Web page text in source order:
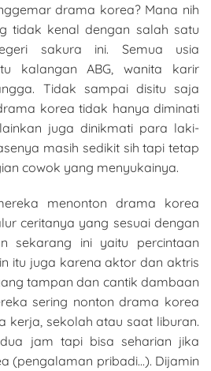
drama korea? Mana nih
tidak kenal dengan salah satu
sakura ini. Semua usia
kalangan ABG, wanita karir
Tidak sampai disitu saja
korea tidak hanya diminati
juga dinikmati para laki-
masih sedikit sih tapi tetap
cowok yang menyukainya.
menonton drama korea
ceritanya yang sesuai dengan
sekarang ini yaitu percintaan
itu juga karena aktor dan aktris
tampan dan cantik dambaan
sering nonton drama korea
kerja, sekolah atau saat liburan.
jam tapi bisa seharian jika
(pengalaman pribadi…). Dijamin